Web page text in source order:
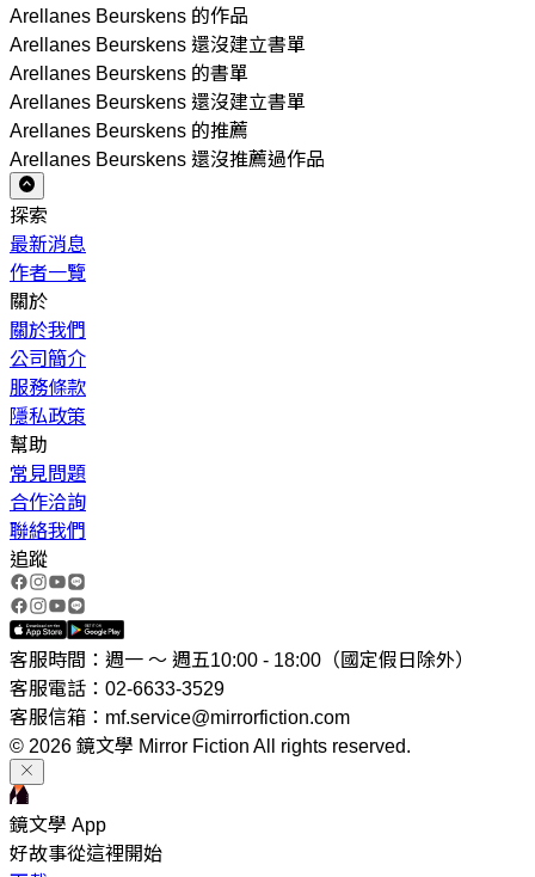
Arellanes Beurskens 的作品
Arellanes Beurskens 還沒建立書單
Arellanes Beurskens 的書單
Arellanes Beurskens 還沒建立書單
Arellanes Beurskens 的推薦
Arellanes Beurskens 還沒推薦過作品
探索
最新消息
作者一覽
關於
關於我們
公司簡介
服務條款
隱私政策
幫助
常見問題
合作洽詢
聯絡我們
追蹤
客服時間：週一 ～ 週五10:00 - 18:00（國定假日除外）
客服電話：02-6633-3529
客服信箱：mf.service@mirrorfiction.com
© 2026 鏡文學 Mirror Fiction All rights reserved.
鏡文學 App
好故事從這裡開始